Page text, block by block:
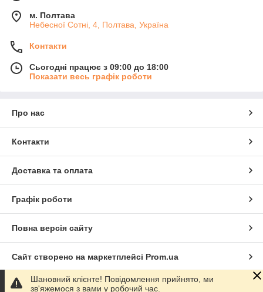
м. Полтава
Небесної Сотні, 4, Полтава, Україна
Контакти
Сьогодні працює з 09:00 до 18:00
Показати весь графік роботи
Про нас
Контакти
Доставка та оплата
Графік роботи
Повна версія сайту
Сайт створено на маркетплейсі Prom.ua
Політика конфіденційності
Шановний клієнте! Повідомлення прийнято, ми
зв'яжемося з вами у робочий час.